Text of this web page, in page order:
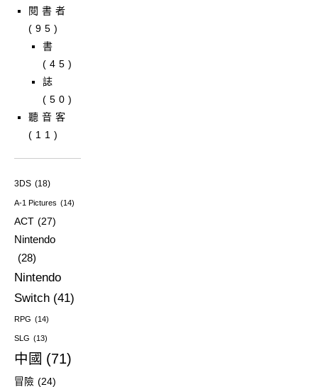
閱書者
(95)
書
(45)
誌
(50)
聽音客
(11)
3DS (18)
A-1 Pictures (14)
ACT (27)
Nintendo
(28)
Nintendo
Switch (41)
RPG (14)
SLG (13)
中國 (71)
冒險 (24)